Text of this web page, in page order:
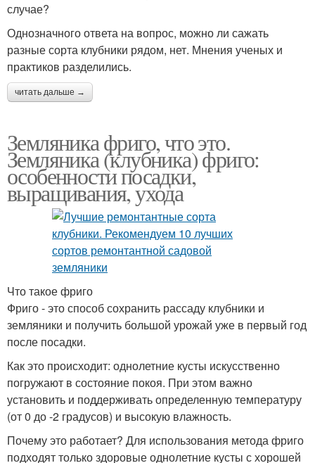
случае?
Однозначного ответа на вопрос, можно ли сажать
разные сорта клубники рядом, нет. Мнения ученых и
практиков разделились.
читать дальше →
Земляника фриго, что это.
Земляника (клубника) фриго:
особенности посадки,
выращивания, ухода
Что такое фриго
Фриго - это способ сохранить рассаду клубники и
земляники и получить большой урожай уже в первый год
после посадки.
Как это происходит: однолетние кусты искусственно
погружают в состояние покоя. При этом важно
установить и поддерживать определенную температуру
(от 0 до -2 градусов) и высокую влажность.
Почему это работает? Для использования метода фриго
подходят только здоровые однолетние кусты с хорошей